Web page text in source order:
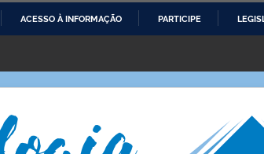
ACESSO À INFORMAÇÃO PARTICIPE